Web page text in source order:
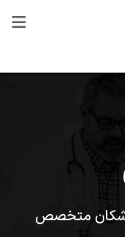
متخصص